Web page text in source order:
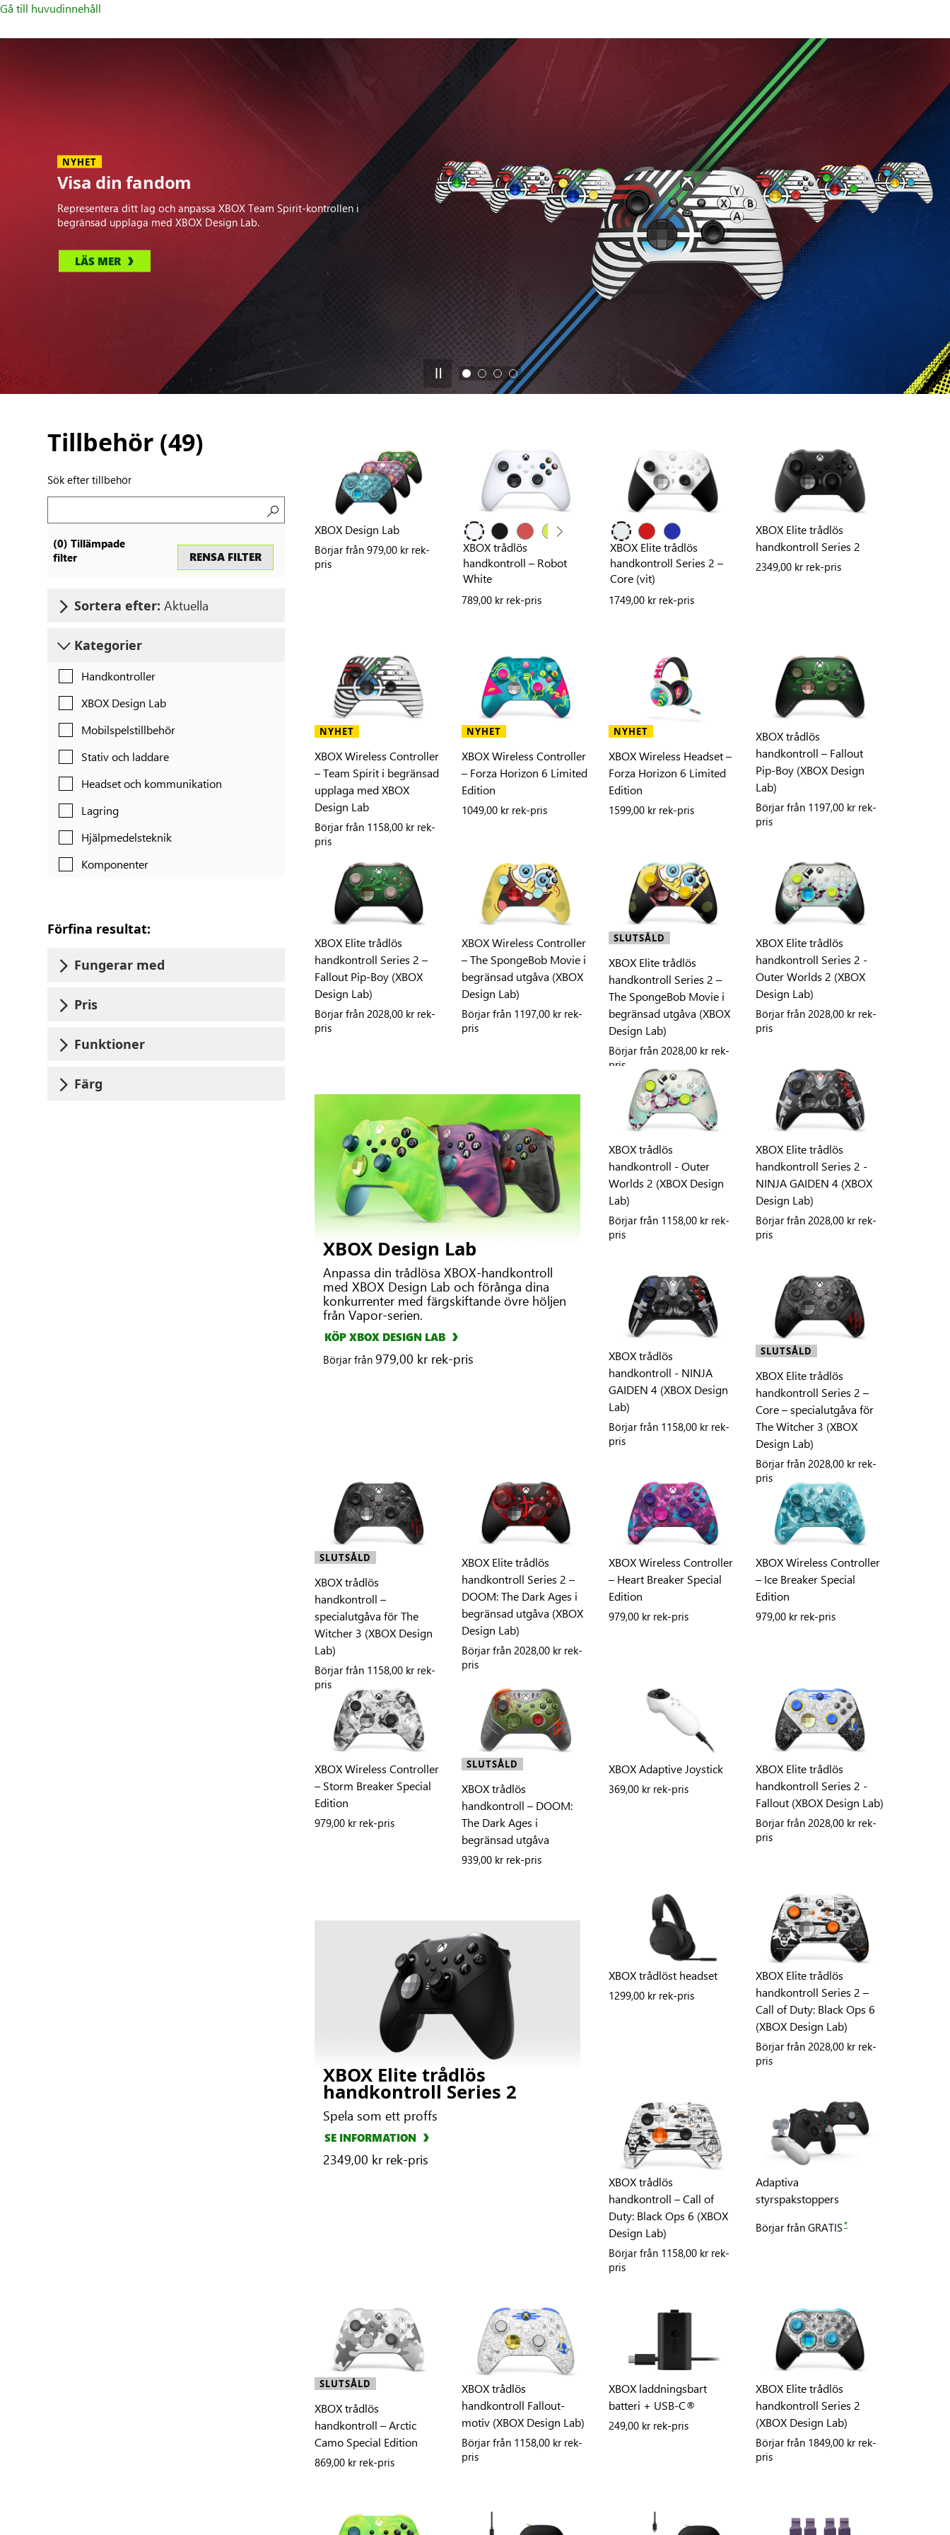
Gå till huvudinnehåll
Tillbehör
NYHET
Visa din fandom
Representera ditt lag och anpassa XBOX Team Spirit-kontrollen i
begränsad upplaga med XBOX Design Lab.
LÄS MER
Tillbehör (49)
Sök efter tillbehör
efter
tillbehör
(0) Tillämpade
filter
RENSA FILTER
Sortera efter:Aktuella
Kategorier
Handkontroller
XBOX Design Lab
Mobilspelstillbehör
Stativ och laddare
Headset och kommunikation
Lagring
Hjälpmedelsteknik
Komponenter
Förfina resultat:
Fungerar med
Pris
Funktioner
Färg
XBOX Design Lab
Börjar från979,00 kr rek-
pris
XBOX trådlös
handkontroll – Robot
White
789,00 kr rek-pris
XBOX Elite trådlös
handkontroll Series 2 –
Core (vit)
1749,00 kr rek-pris
XBOX Elite trådlös
handkontroll Series 2
2349,00 kr rek-pris
NYHET
XBOX Wireless Controller
– Team Spirit i begränsad
upplaga med XBOX
Design Lab
Börjar från 1158,00 kr rek-
pris
NYHET
XBOX Wireless Controller
– Forza Horizon 6 Limited
Edition
1049,00 kr rek-pris
NYHET
XBOX Wireless Headset –
Forza Horizon 6 Limited
Edition
1599,00 kr rek-pris
XBOX trådlös
handkontroll – Fallout
Pip-Boy (XBOX Design
Lab)
Börjar från 1197,00 kr rek-
pris
XBOX Elite trådlös
handkontroll Series 2 –
Fallout Pip-Boy (XBOX
Design Lab)
Börjar från 2028,00 kr rek-
pris
XBOX Wireless Controller
– The SpongeBob Movie i
begränsad utgåva (XBOX
Design Lab)
Börjar från 1197,00 kr rek-
pris
SLUTSÅLD
XBOX Elite trådlös
handkontroll Series 2 –
The SpongeBob Movie i
begränsad utgåva (XBOX
Design Lab)
Börjar från 2028,00 kr rek-
pris
XBOX Elite trådlös
handkontroll Series 2 -
Outer Worlds 2 (XBOX
Design Lab)
Börjar från 2028,00 kr rek-
pris
XBOX Design Lab
Anpassa din trådlösa XBOX-handkontroll
med XBOX Design Lab och förånga dina
konkurrenter med färgskiftande övre höljen
från Vapor-serien.
KÖP XBOX DESIGN LAB
Börjar från979,00 kr rek-pris
XBOX trådlös
handkontroll - Outer
Worlds 2 (XBOX Design
Lab)
Börjar från 1158,00 kr rek-
pris
XBOX Elite trådlös
handkontroll Series 2 -
NINJA GAIDEN 4 (XBOX
Design Lab)
Börjar från 2028,00 kr rek-
pris
XBOX trådlös
handkontroll - NINJA
GAIDEN 4 (XBOX Design
Lab)
Börjar från 1158,00 kr rek-
pris
SLUTSÅLD
XBOX Elite trådlös
handkontroll Series 2 –
Core – specialutgåva för
The Witcher 3 (XBOX
Design Lab)
Börjar från 2028,00 kr rek-
pris
SLUTSÅLD
XBOX trådlös
handkontroll –
specialutgåva för The
Witcher 3 (XBOX Design
Lab)
Börjar från 1158,00 kr rek-
pris
XBOX Elite trådlös
handkontroll Series 2 –
DOOM: The Dark Ages i
begränsad utgåva (XBOX
Design Lab)
Börjar från 2028,00 kr rek-
pris
XBOX Wireless Controller
– Heart Breaker Special
Edition
979,00 kr rek-pris
XBOX Wireless Controller
– Ice Breaker Special
Edition
979,00 kr rek-pris
XBOX Wireless Controller
– Storm Breaker Special
Edition
979,00 kr rek-pris
SLUTSÅLD
XBOX trådlös
handkontroll – DOOM:
The Dark Ages i
begränsad utgåva
939,00 kr rek-pris
XBOX Adaptive Joystick
369,00 kr rek-pris
XBOX Elite trådlös
handkontroll Series 2 -
Fallout (XBOX Design Lab)
Börjar från 2028,00 kr rek-
pris
XBOX Elite trådlös
handkontroll Series 2
Spela som ett proffs
SE INFORMATION
2349,00 kr rek-pris
XBOX trådlöst headset
1299,00 kr rek-pris
XBOX Elite trådlös
handkontroll Series 2 –
Call of Duty: Black Ops 6
(XBOX Design Lab)
Börjar från 2028,00 kr rek-
pris
XBOX trådlös
handkontroll – Call of
Duty: Black Ops 6 (XBOX
Design Lab)
Börjar från 1158,00 kr rek-
pris
Adaptiva
styrspakstoppers
Börjar frånGRATIS*
SLUTSÅLD
XBOX trådlös
handkontroll – Arctic
Camo Special Edition
869,00 kr rek-pris
XBOX trådlös
handkontroll Fallout-
motiv (XBOX Design Lab)
Börjar från 1158,00 kr rek-
pris
XBOX laddningsbart
batteri + USB-C®
249,00 kr rek-pris
XBOX Elite trådlös
handkontroll Series 2
(XBOX Design Lab)
Börjar från 1849,00 kr rek-
pris